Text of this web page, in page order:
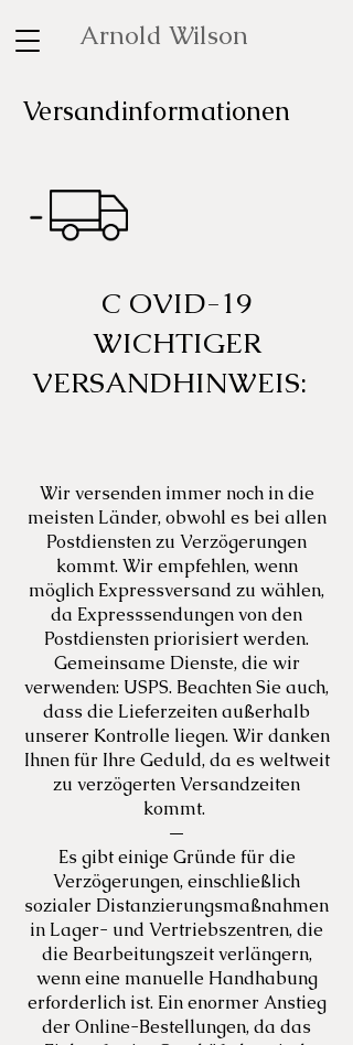
Arnold Wilson
Versandinformationen
C OVID-19
WICHTIGER
VERSANDHINWEIS:
Wir versenden immer noch in die
meisten Länder, obwohl es bei allen
Postdiensten zu Verzögerungen
kommt. Wir empfehlen, wenn
möglich Expressversand zu wählen,
da Expresssendungen von den
Postdiensten priorisiert werden.
Gemeinsame Dienste, die wir
verwenden: USPS. Beachten Sie auch,
dass die Lieferzeiten außerhalb
unserer Kontrolle liegen. Wir danken
Ihnen für Ihre Geduld, da es weltweit
zu verzögerten Versandzeiten
kommt.
—
Es gibt einige Gründe für die
Verzögerungen, einschließlich
sozialer Distanzierungsmaßnahmen
in Lager- und Vertriebszentren, die
die Bearbeitungszeit verlängern,
wenn eine manuelle Handhabung
erforderlich ist. Ein enormer Anstieg
der Online-Bestellungen, da das